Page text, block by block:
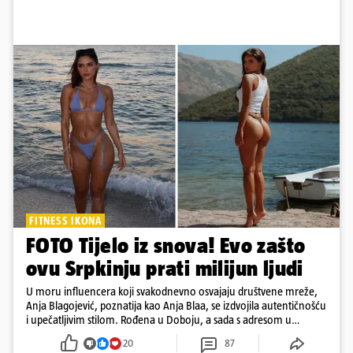
FITNESS IKONA
FOTO Tijelo iz snova! Evo zašto
ovu Srpkinju prati milijun ljudi
U moru influencera koji svakodnevno osvajaju društvene mreže,
Anja Blagojević, poznatija kao Anja Blaa, se izdvojila autentičnošću
i upečatljivim stilom. Rođena u Doboju, a sada s adresom u
Dubaiju, Anja je spoj glamura, discipline i mladenačke energije
20 87